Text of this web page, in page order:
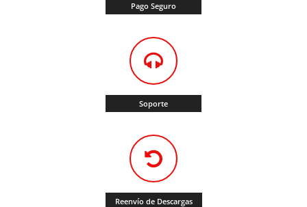
Pago Seguro
Soporte
Reenvío de Descargas